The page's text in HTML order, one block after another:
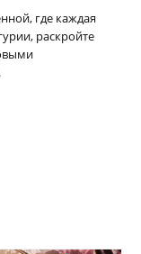
где каждая
раскройте